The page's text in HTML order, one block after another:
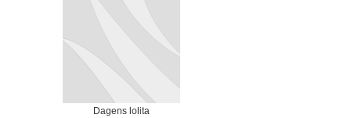
Dagens lolita